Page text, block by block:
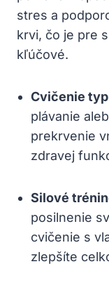
stres a
krvi, čo je pre​
kľúčové.
Cvičenie
plávanie
prekrvenie
zdravej
Silové
posilnenie
cvičenie s
zlepšíte